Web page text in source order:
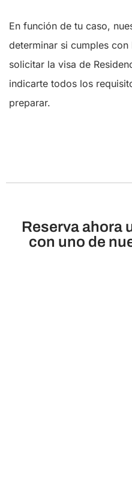
En función de tu caso,
determinar si cumples con
solicitar la visa de
indicarte todos los
preparar.
Reserva ahora
con uno de